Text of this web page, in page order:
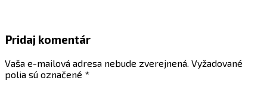
Pridaj komentár
Vaša e-mailová adresa nebude zverejnená. Vyžadované
polia sú označené *